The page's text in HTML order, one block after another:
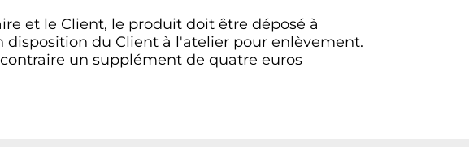
et le Client, le produit doit être déposé à
disposition du Client à l'atelier pour enlèvement.
un supplément de quatre euros